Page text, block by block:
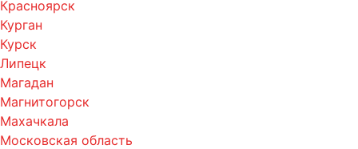
Красноярск
Курган
Курск
Липецк
Магадан
Магнитогорск
Махачкала
Московская область